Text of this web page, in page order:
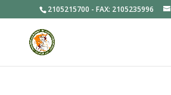
2105215700 - FAX: 2105235996